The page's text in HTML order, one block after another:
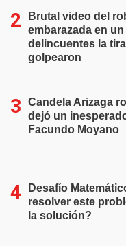
Brutal video del
embarazada en
delincuentes la
golpearon
Candela Arizaga
dejó un
Facundo Moyano
Desafío
resolver este
la solución?